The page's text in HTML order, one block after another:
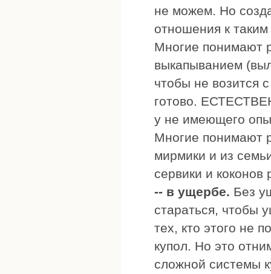
не можем. Но
отношения к
Многие понимают
выкапыванием
чтобы не возится
готово.
у не имеющего
Многие понимают
мирмики и из
сервики и
-- в ущербе. Без
стараться, чтобы
тех, кто этого не
купол. Но это
сложной системы